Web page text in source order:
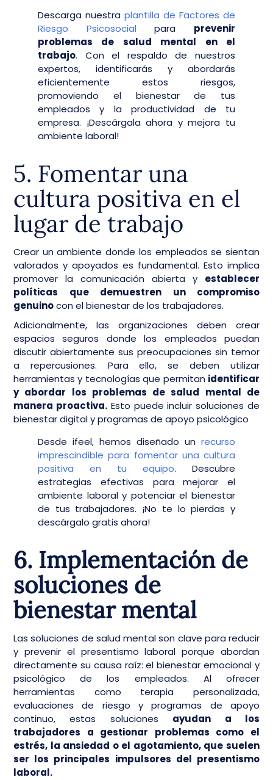
Descarga nuestra plantilla de Factores de
Riesgo Psicosocialpara prevenir
problemas de salud mental en el
trabajo. Con el respaldo de nuestros
expertos, identificarás y abordarás
eficientemente estos riesgos,
promoviendo el bienestar de tus
empleados y la productividad de tu
empresa. ¡Descárgala ahora y mejora tu
ambiente laboral!
5. Fomentar una
cultura positiva en el
lugar de trabajo
Crear un ambiente donde los empleados se sientan
valorados y apoyados es fundamental. Esto implica
promover la comunicación abierta y establecer
políticas que demuestren un compromiso
genuinocon el bienestar de los trabajadores.
Adicionalmente, las organizaciones deben crear
espacios seguros donde los empleados puedan
discutir abiertamente sus preocupaciones sin temor
a repercusiones. Para ello, se deben utilizar
herramientas y tecnologías que permitan identificar
y abordar los problemas de salud mental de
manera proactiva.Esto puede incluir soluciones de
bienestar digital y programas de apoyo psicológico
Desde ifeel, hemos diseñado un recurso
imprescindible para fomentar una cultura
positiva en tu equipo. Descubre
estrategias efectivas para mejorar el
ambiente laboral y potenciar el bienestar
de tus trabajadores. ¡No te lo pierdas y
descárgalo gratis ahora!
6. Implementación de
soluciones de
bienestar mental
Las soluciones de salud mental son clave para reducir
y prevenir el presentismo laboral porque abordan
directamente su causa raíz: el bienestar emocional y
psicológico de los empleados. Al ofrecer
herramientas como terapia personalizada,
evaluaciones de riesgo y programas de apoyo
continuo, estas soluciones ayudan a los
trabajadores a gestionar problemas como el
estrés, la ansiedad o el agotamiento, que suelen
ser los principales impulsores del presentismo
laboral.